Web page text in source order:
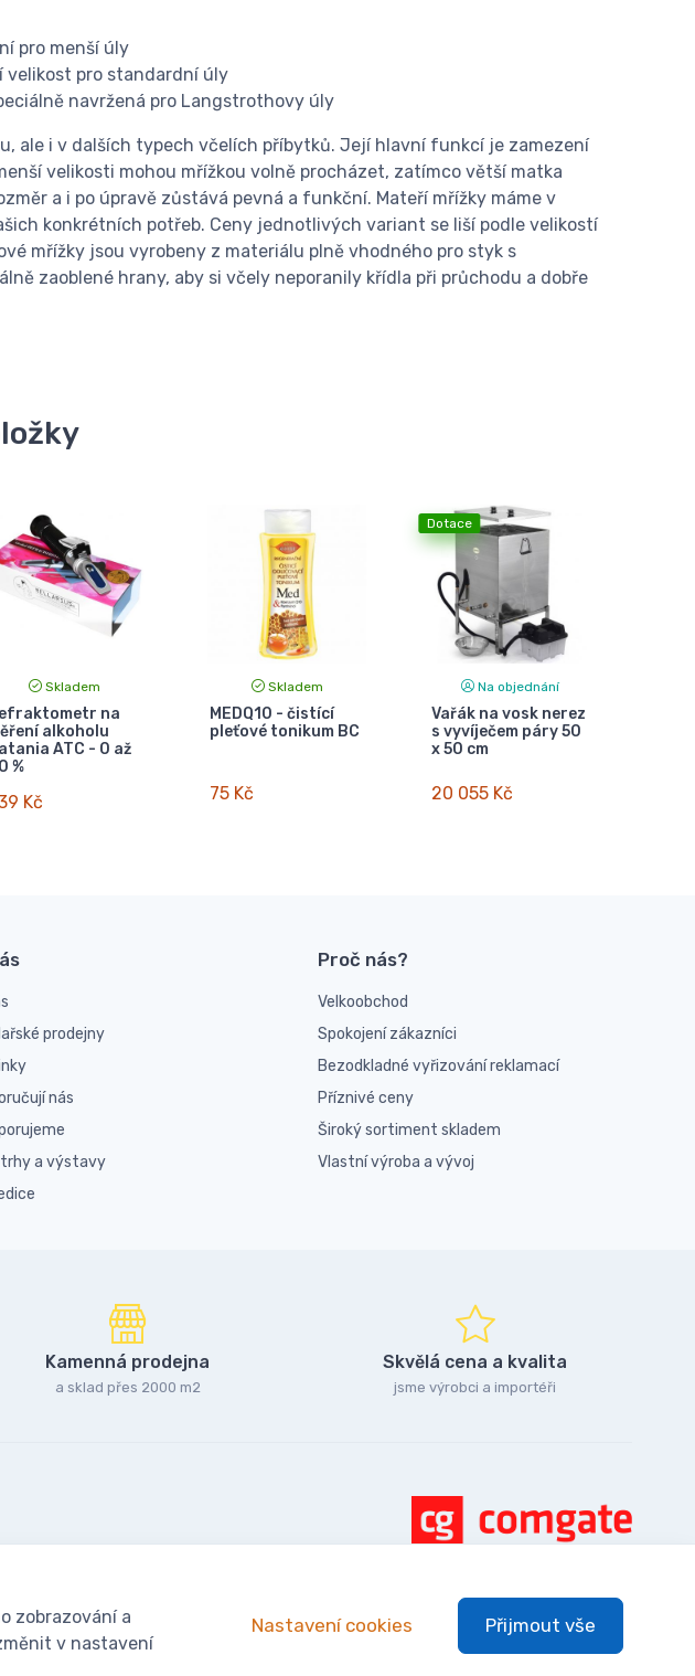
pro menší úly
velikost pro standardní úly
navržená pro Langstrothovy úly
ale i v dalších typech včelích příbytků. Její hlavní funkcí je zamezení
velikosti mohou mřížkou volně procházet, zatímco větší matka
a i po úpravě zůstává pevná a funkční. Mateří mřížky máme v
konkrétních potřeb. Ceny jednotlivých variant se liší podle velikostí
mřížky jsou vyrobeny z materiálu plně vhodného pro styk s
zaoblené hrany, aby si včely neporanily křídla při průchodu a dobře
Skladem
na
alkoholu
ATC - 0 až
%
Kč
Skladem
MEDQ10 - čistící
pleťové tonikum BC
75 Kč
Dotace
Na objednání
Vařák na vosk nerez
s vyvíječem páry 50
x 50 cm
20 055 Kč
prodejny
nás
a výstavy
Proč nás?
Velkoobchod
Spokojení zákazníci
Bezodkladné vyřizování reklamací
Příznivé ceny
Široký sortiment skladem
Vlastní výroba a vývoj
Kamenná prodejna
a sklad přes 2000 m2
Skvělá cena a kvalita
jsme výrobci a importéři
zobrazování a
v nastavení
Nastavení cookies Přijmout vše